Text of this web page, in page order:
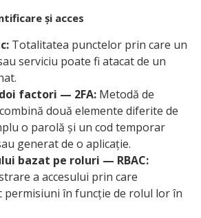
și acces
Totalitatea punctelor prin care un
serviciu poate fi atacat de un
factori — 2FA: Metodă de
două elemente diferite de
o parolă și un cod temporar
generat de o aplicație.
bazat pe roluri — RBAC:
a accesului prin care
permisiuni în funcție de rolul lor în